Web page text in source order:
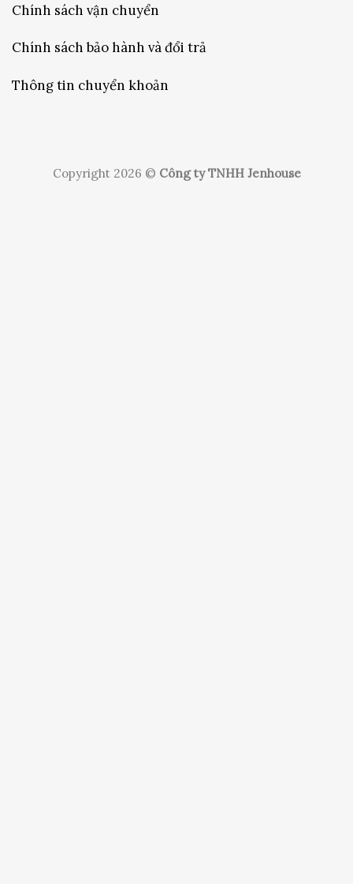
Chính sách vận chuyển
Chính sách bảo hành và đổi trả
Thông tin chuyển khoản
Copyright 2026 © Công ty TNHH Jenhouse